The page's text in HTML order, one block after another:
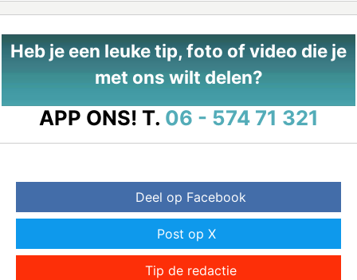
Heb je een leuke tip, foto of video die je
met ons wilt delen?
APP ONS! T. 06 - 574 71 321
Deel op Facebook
Post op X
Tip de redactie